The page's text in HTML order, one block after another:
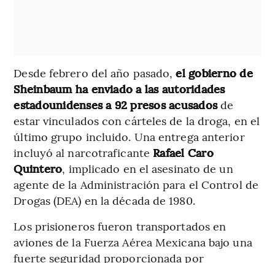
Desde febrero del año pasado,el gobierno de
Sheinbaum ha enviado a las autoridades
estadounidenses a 92 presos acusadosde
estar vinculados con cárteles de la droga, en el
último grupo incluido. Una entrega anterior
incluyó al narcotraficante Rafael Caro
Quintero, implicado en el asesinato de un
agente de la Administración para el Control de
Drogas (DEA) en la década de 1980.
Los prisioneros fueron transportados en
aviones de la Fuerza Aérea Mexicana bajo una
fuerte seguridad proporcionada por